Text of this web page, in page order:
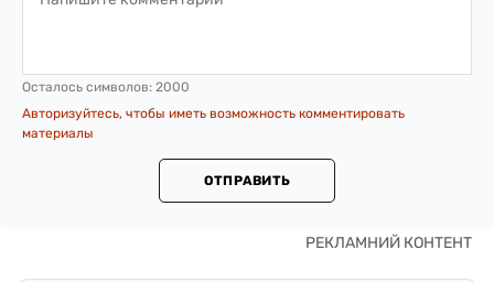
Осталось символов: 2000
Авторизуйтесь, чтобы иметь возможность комментировать
материалы
ОТПРАВИТЬ